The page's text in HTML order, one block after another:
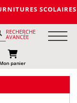
RECHERCHE
AVANCÉE
Mon panier